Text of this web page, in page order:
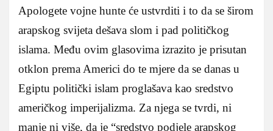
Apologete vojne hunte će ustvrditi i to da se širom
arapskog svijeta dešava slom i pad političkog
islama. Među ovim glasovima izrazito je prisutan
otklon prema Americi do te mjere da se danas u
Egiptu politički islam proglašava kao sredstvo
američkog imperijalizma. Za njega se tvrdi, ni
manje ni više, da je “sredstvo podjele arapskog